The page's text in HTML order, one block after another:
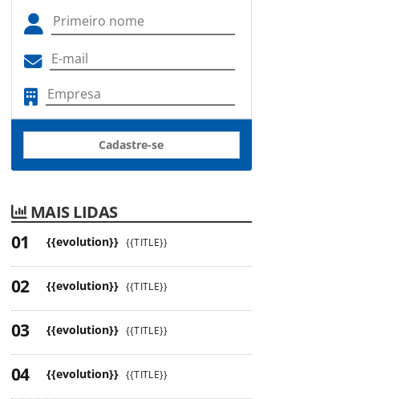
Cadastre-se
MAIS LIDAS
{{evolution}} {{TITLE}}
{{evolution}} {{TITLE}}
{{evolution}} {{TITLE}}
{{evolution}} {{TITLE}}